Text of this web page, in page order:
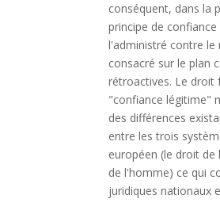
conséquent, dans la
principe de
l'administré contre le
consacré sur le plan
rétroactives. Le droit
"confiance légitime"
des différences
entre les trois
européen (le droit de
de l'homme) ce qui
juridiques nationaux